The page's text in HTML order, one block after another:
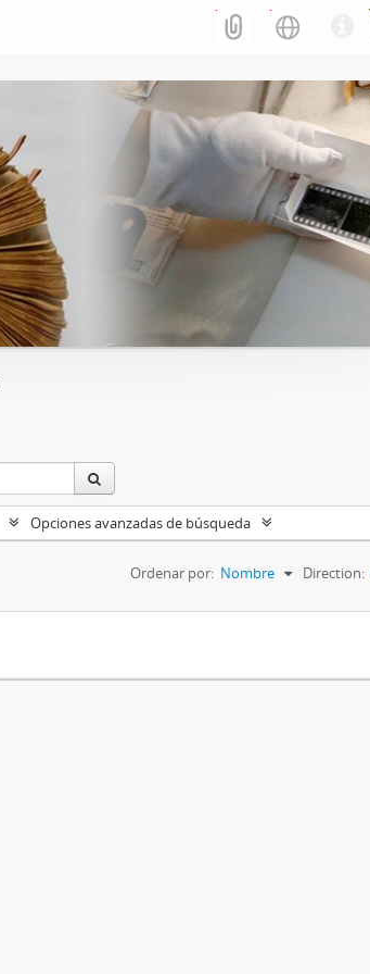
Opciones avanzadas de búsqueda
Ordenar por: Nombre Direction: